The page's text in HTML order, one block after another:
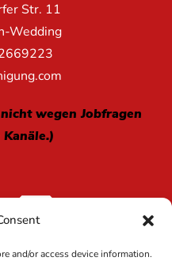
and/or access device information.
Str. 11
Wedding
wegen Jobfragen